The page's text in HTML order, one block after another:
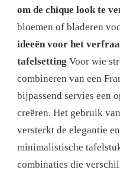
om de chique look te
bloemen of bladeren
ideeën voor het
tafelsetting Voor wie
combineren van een
bijpassend servies een
creëren. Het gebruik
versterkt de elegantie
minimalistische
combinaties die